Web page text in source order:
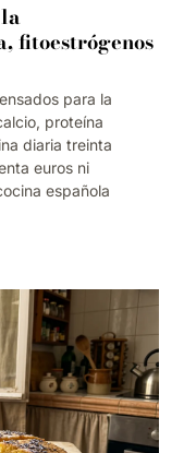
fitoestrógenos
para la
proteína
diaria treinta
euros ni
española